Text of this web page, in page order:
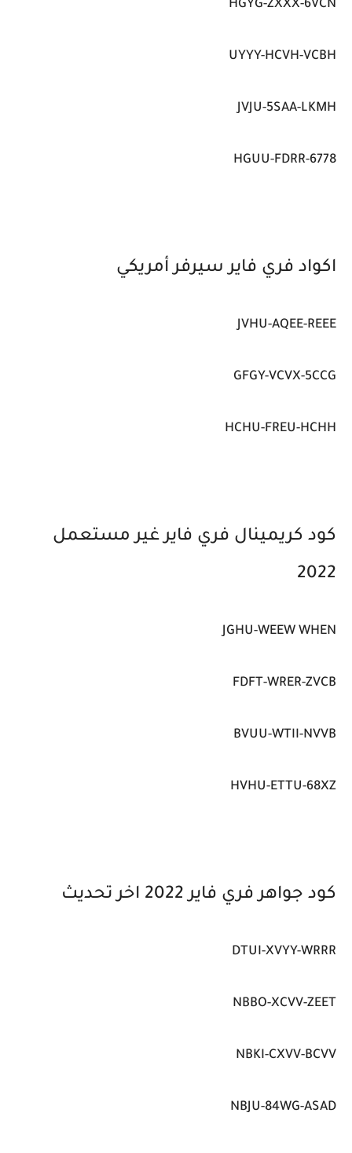
HGYG-ZXXX-6VCN
UYYY-HCVH-VCBH
JVJU-5SAA-LKMH
HGUU-FDRR-6778
اكواد فري فاير سيرفر أمريكي
JVHU-AQEE-REEE
GFGY-VCVX-5CCG
HCHU-FREU-HCHH
كود كريمينال فري فاير غير مستعمل
2022
JGHU-WEEW WHEN
FDFT-WRER-ZVCB
BVUU-WTII-NVVB
HVHU-ETTU-68XZ
كود جواهر فري فاير 2022 اخر تحديث
DTUI-XVYY-WRRR
NBBO-XCVV-ZEET
NBKI-CXVV-BCVV
NBJU-84WG-ASAD